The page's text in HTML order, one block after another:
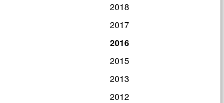
2018
2017
2016
2015
2013
2012